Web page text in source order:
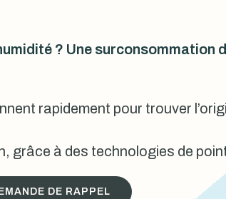
? Une surconsommation
rapidement pour trouver
grâce à des technologies de
DE RAPPEL